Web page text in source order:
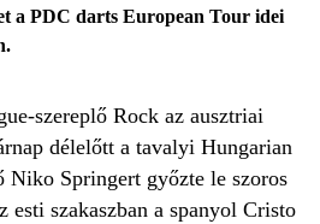
a PDC darts European Tour idei
szereplő Rock az ausztriai
délelőtt a tavalyi Hungarian
Niko Springert győzte le szoros
esti szakaszban a spanyol Cristo